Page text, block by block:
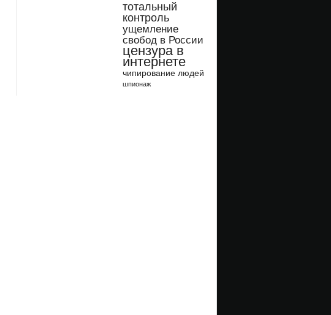
тотальный
контроль
ущемление
свобод в России
цензура в
интернете
чипирование людей
шпионаж